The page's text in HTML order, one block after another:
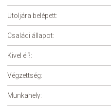
Utoljára belépett:
Családi állapot:
Kivel él?:
Végzettség:
Munkahely: